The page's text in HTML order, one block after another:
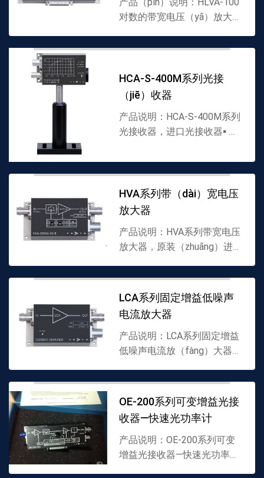
对数的带宽电压（yā）放大
电压放大器▪宽动态范围达
入范（fàn）围20μV.... 200mV
和2...
HCA-S-400M系列光接
（jiē）收器
产品说明：HCA-S-400M系列
光接收器，进口光接收器▪ 硅
光电二极管▪波长范围从
（cóng）320到（dào）
1700nm▪上升时间1ns▪带宽从
D...
HVA系列带（dài）宽电压
放大器
产品说明：HVA系列带宽电压
放大器，原装（zhuāng）进口
（dài）理商▪带宽直流（liú）
达10，200或500 MHz▪固
（gù）定或可变增益达（dá）
60 dB(100,000...
LCA系列固定增益低噪声
电流放大器
产品说明：LCA系列固定增益
低噪声电流放（fàng）大器
（liú）放大器，FEMTO代理
商▪输入噪声低（dī）至180
aA /Hz▪全带宽达（dá）
400kHz▪增益达101...
OE-200系列可变增益光接
收器—快速光功率计
产品说明：OE-200系列可变
增益光接收器—快速光功率计▪